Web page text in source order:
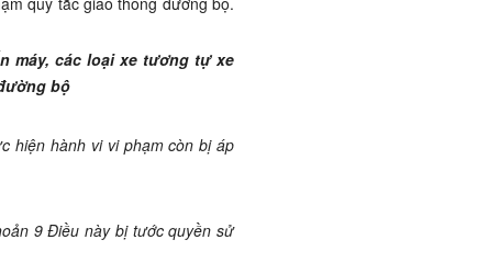
máy, các loại xe tương tự xe
bộ
hiện hành vi vi phạm còn bị áp
9 Điều này bị tước quyền sử